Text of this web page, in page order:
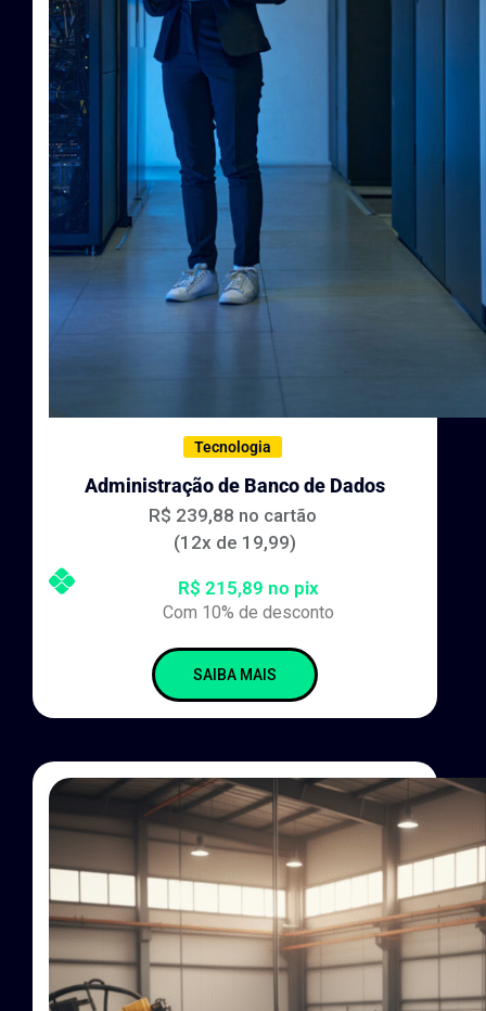
Tecnologia
Administração de Banco de Dados
R$ 239,88 no cartão
(12x de 19,99)
R$ 215,89 no pix
Com 10% de desconto
SAIBA MAIS